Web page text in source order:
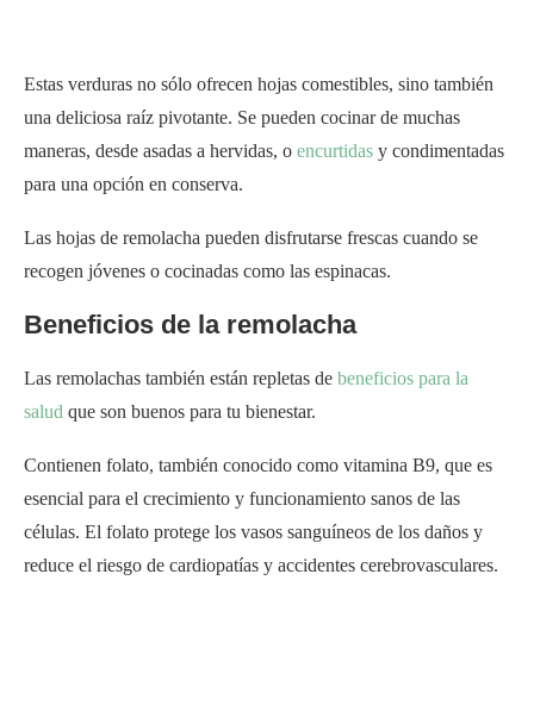
Estas verduras no sólo ofrecen hojas comestibles, sino también
una deliciosa raíz pivotante. Se pueden cocinar de muchas
maneras, desde asadas a hervidas, o encurtidas y condimentadas
para una opción en conserva.
Las hojas de remolacha pueden disfrutarse frescas cuando se
recogen jóvenes o cocinadas como las espinacas.
Beneficios de la remolacha
Las remolachas también están repletas de beneficios para la
salud que son buenos para tu bienestar.
Contienen folato, también conocido como vitamina B9, que es
esencial para el crecimiento y funcionamiento sanos de las
células. El folato protege los vasos sanguíneos de los daños y
reduce el riesgo de cardiopatías y accidentes cerebrovasculares.